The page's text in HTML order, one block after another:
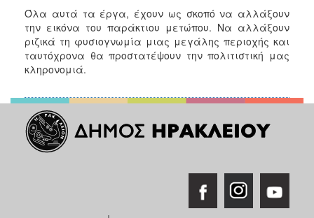
Όλα αυτά τα έργα, έχουν ως σκοπό να αλλάξουν
την εικόνα του παράκτιου μετώπου. Να αλλάξουν
ριζικά τη φυσιογνωμία μιας μεγάλης περιοχής και
ταυτόχρονα θα προστατέψουν την πολιτιστική μας
κληρονομιά.